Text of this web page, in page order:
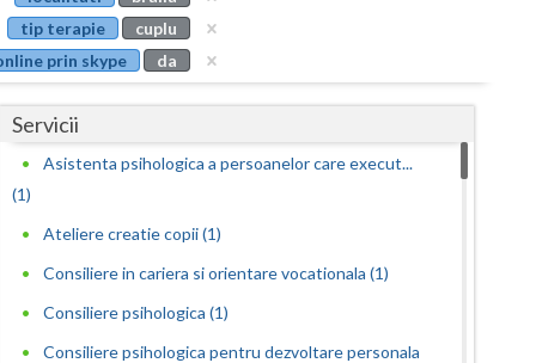
Buzau
Calarasi
Caras-Severin
Cluj
Dambovita
Dolj
tip terapie
cuplu
prin skype
da
Servicii
Asistenta psihologica a persoanelor care execut...
(1)
Ateliere creatie copii (1)
Consiliere in cariera si orientare vocationala (1)
Consiliere psihologica (1)
Consiliere psihologica pentru dezvoltare personala